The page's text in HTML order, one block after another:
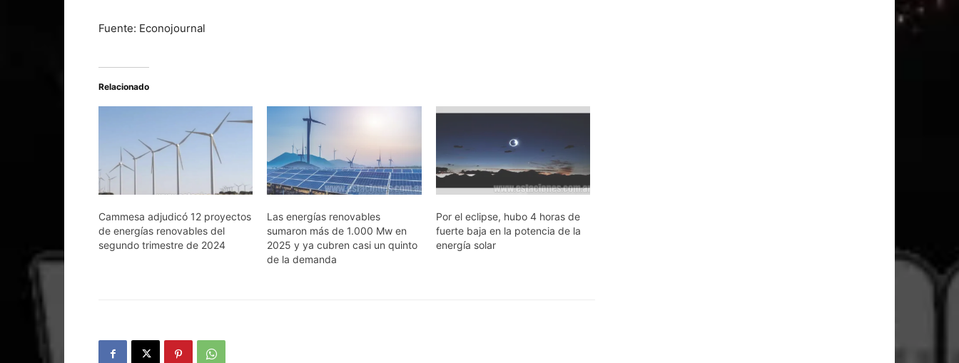
Fuente: Econojournal
Relacionado
Cammesa adjudicó 12 proyectos
de energías renovables del
segundo trimestre de 2024
Las energías renovables
sumaron más de 1.000 Mw en
2025 y ya cubren casi un quinto
de la demanda
Por el eclipse, hubo 4 horas de
fuerte baja en la potencia de la
energía solar